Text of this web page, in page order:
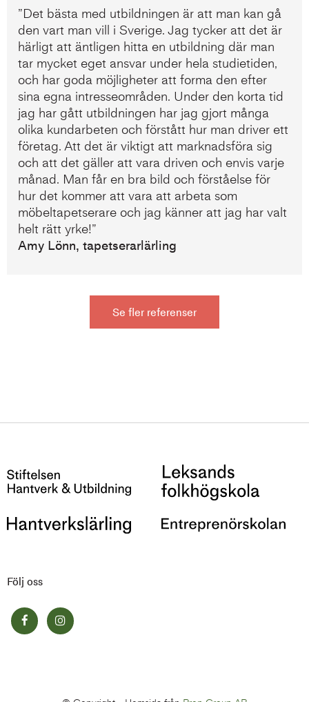
”Det bästa med utbildningen är att man kan gå
den vart man vill i Sverige. Jag tycker att det är
härligt att äntligen hitta en utbildning där man
tar mycket eget ansvar under hela studietiden,
och har goda möjligheter att forma den efter
sina egna intresseområden. Under den korta tid
jag har gått utbildningen har jag gjort många
olika kundarbeten och förstått hur man driver ett
företag. Att det är viktigt att marknadsföra sig
och att det gäller att vara driven och envis varje
månad. Man får en bra bild och förståelse för
hur det kommer att vara att arbeta som
möbeltapetserare och jag känner att jag har valt
helt rätt yrke!”
Amy Lönn, tapetserarlärling
Se fler referenser
Följ oss